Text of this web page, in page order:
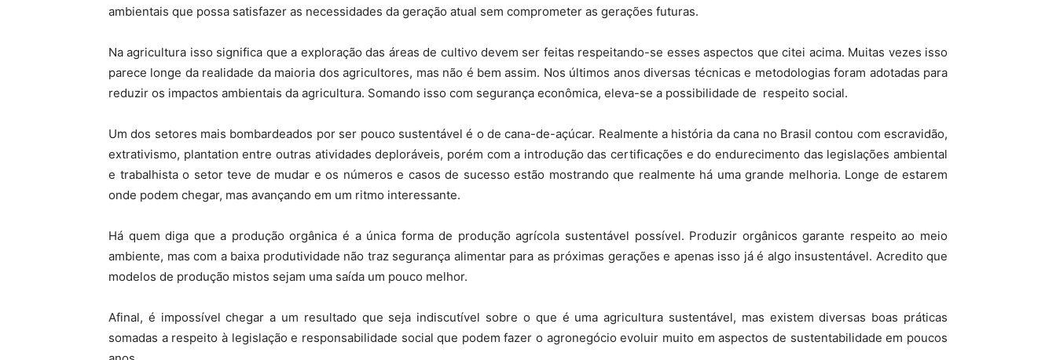
ambientais que possa satisfazer as necessidades da geração atual sem comprometer as gerações futuras.
Na agricultura isso significa que a exploração das áreas de cultivo devem ser feitas respeitando-se esses aspectos que citei acima. Muitas vezes isso
parece longe da realidade da maioria dos agricultores, mas não é bem assim. Nos últimos anos diversas técnicas e metodologias foram adotadas para
reduzir os impactos ambientais da agricultura. Somando isso com segurança econômica, eleva-se a possibilidade de respeito social.
Um dos setores mais bombardeados por ser pouco sustentável é o de cana-de-açúcar. Realmente a história da cana no Brasil contou com escravidão,
extrativismo, plantation entre outras atividades deploráveis, porém com a introdução das certificações e do endurecimento das legislações ambiental
e trabalhista o setor teve de mudar e os números e casos de sucesso estão mostrando que realmente há uma grande melhoria. Longe de estarem
onde podem chegar, mas avançando em um ritmo interessante.
Há quem diga que a produção orgânica é a única forma de produção agrícola sustentável possível. Produzir orgânicos garante respeito ao meio
ambiente, mas com a baixa produtividade não traz segurança alimentar para as próximas gerações e apenas isso já é algo insustentável. Acredito que
modelos de produção mistos sejam uma saída um pouco melhor.
Afinal, é impossível chegar a um resultado que seja indiscutível sobre o que é uma agricultura sustentável, mas existem diversas boas práticas
somadas a respeito à legislação e responsabilidade social que podem fazer o agronegócio evoluir muito em aspectos de sustentabilidade em poucos